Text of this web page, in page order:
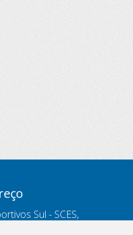
Sul - SCES,